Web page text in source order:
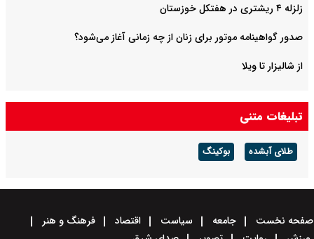
زلزله ۴ ریشتری در هفتکل خوزستان
صدور گواهینامه موتور برای زنان از چه زمانی آغاز می‌شود؟
از شالیزار تا ویلا
تبلیغات متنی
طلای آبشده بوکینگ
صفحه نخست جامعه سیاست اقتصاد
فرهنگ و هنر